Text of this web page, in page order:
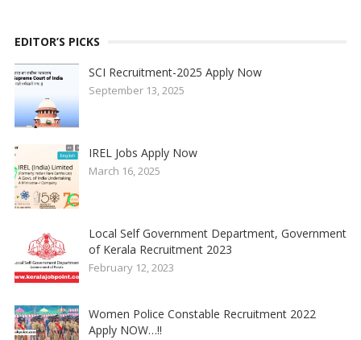
EDITOR’S PICKS
SCI Recruitment-2025 Apply Now
September 13, 2025
IREL Jobs Apply Now
March 16, 2025
Local Self Government Department, Government
of Kerala Recruitment 2023
February 12, 2023
Women Police Constable Recruitment 2022
Apply NOW…!!